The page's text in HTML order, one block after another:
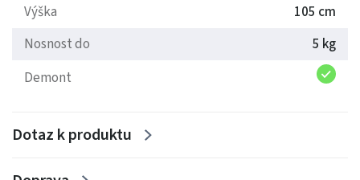
Výška
105 cm
Nosnost do
5 kg
Demont
Dotaz k produktu